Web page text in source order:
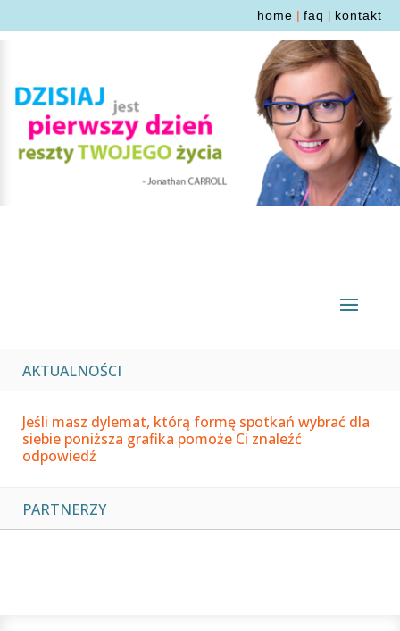
home | faq | kontakt
AKTUALNOŚCI
Jeśli masz dylemat, którą formę spotkań wybrać dla
siebie poniższa grafika pomoże Ci znaleźć
odpowiedź
PARTNERZY